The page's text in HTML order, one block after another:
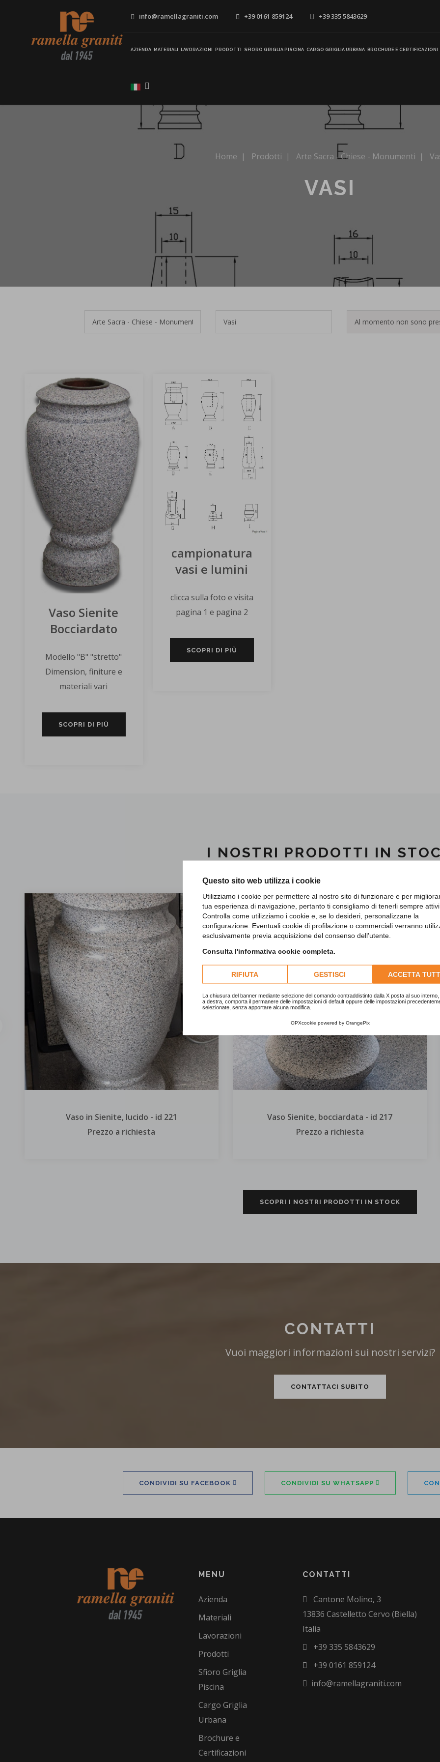
Questo sito web utilizza i cookie
Utilizziamo i cookie per permettere al nostro sito di funzionare e per
tua esperienza di navigazione, pertanto ti consigliamo di tenerli sempre
Controlla come utilizziamo i cookie e, se lo desideri, personalizzane la
configurazione. Eventuali cookie di profilazione o commerciali verranno
esclusivamente previa acquisizione del consenso dell'utente.
Consulta l'informativa cookie completa.
RIFIUTA GESTISCI ACCETTA
La chiusura del banner mediante selezione del comando contraddistinto dalla X posta al suo interno,
a destra, comporta il permanere delle impostazioni di default oppure delle impostazioni
selezionate, senza apportare alcuna modifica.
OPXcookie powered by OrangePix
info@ramellagraniti.com +39 0161 859124 +39 335 5843629
AZIENDA MATERIALI LAVORAZIONI PRODOTTI SFIORO GRIGLIA PISCINA CARGO GRIGLIA URBANA BROCHURE E CERTIFICAZIONI
Home | Prodotti | Arte Sacra - Chiese - Monumenti |
VASI
Vaso Sienite
Bocciardato
Modello "B" "stretto"
Dimension, finiture e
materiali vari
SCOPRI DI PIÙ
campionatura
vasi e lumini
clicca sulla foto e visita
pagina 1 e pagina 2
SCOPRI DI PIÙ
I NOSTRI PRODOTTI IN
Vaso in Sienite, lucido - id 221
Prezzo a richiesta
Vaso Sienite, bocciardata - id 217
Prezzo a richiesta
SCOPRI I NOSTRI PRODOTTI IN STOCK
CONTATTI
Vuoi maggiori informazioni sui nostri servizi?
CONTATTACI SUBITO
CONDIVIDI SU FACEBOOK CONDIVIDI SU WHATSAPP
MENU
Azienda
Materiali
Lavorazioni
Prodotti
Sfioro Griglia
Piscina
Cargo Griglia
Urbana
Brochure e
Certificazioni
CONTATTI
Cantone Molino, 3
13836 Castelletto Cervo (Biella)
Italia
+39 335 5843629
+39 0161 859124
info@ramellagraniti.com